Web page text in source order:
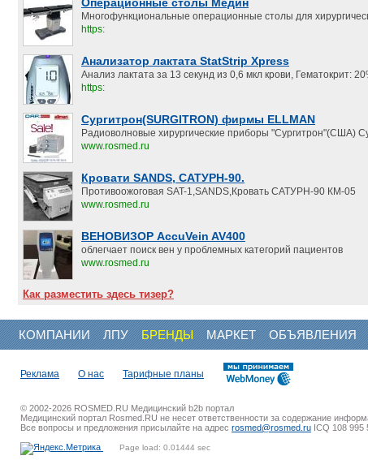
Многофункциональные операционные столы для
https:
Анализатор лактата StatStrip Xpress
Анализ лактата за 13 секунд из 0,6 мкл крови, Гематокрит:
https:
Сургитрон(SURGITRON) фирмы ELLMAN
Радиоволновые хирургические приборы "Сургитрон"(США)
www.rosmed.ru
Кровати SANDS, САТУРН-90.
Противоожоговая SAT-1,SANDS,Кровать САТУРН-90 КМ-05
www.rosmed.ru
ВЕНОВИЗОР AccuVein AV400
облегчает поиск вен у проблемных категорий пациентов
www.rosmed.ru
Как разместить здесь тизер?
КОМПАНИИ ЛПУ БРЕНДЫ МАРКЕТ ОБЪЯВЛЕНИЯ
Реклама О нас Тарифные планы
© 2002-2026 ROSMED.RU Медицинский b2b портал
Медицинский портал Rosmed.RU не несет ответственности за содержание
Все вопросы и предложения присылайте на адрес rosmed@rosmed.ru ICQ 108 995
Page load: 0.01444 sec